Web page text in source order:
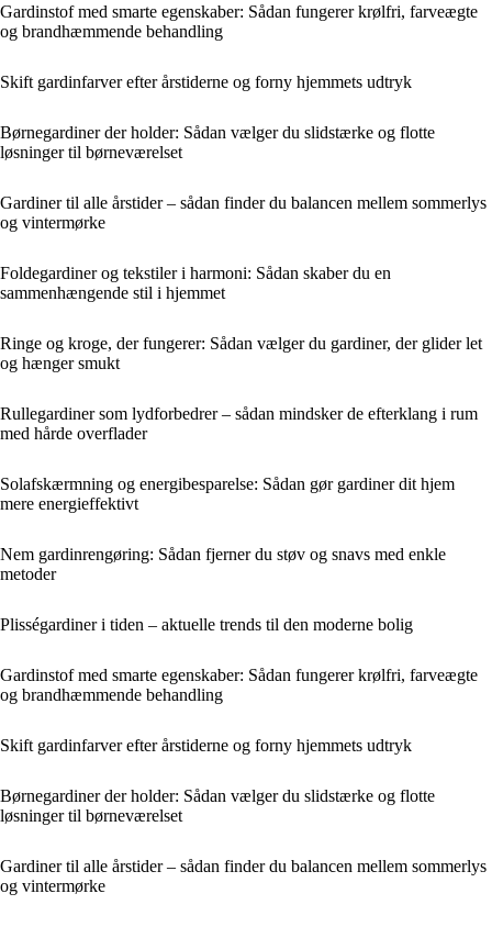
Gardinstof med smarte egenskaber: Sådan fungerer krølfri, farveægte
og brandhæmmende behandling
Skift gardinfarver efter årstiderne og forny hjemmets udtryk
Børnegardiner der holder: Sådan vælger du slidstærke og flotte
løsninger til børneværelset
Gardiner til alle årstider – sådan finder du balancen mellem sommerlys
og vintermørke
Foldegardiner og tekstiler i harmoni: Sådan skaber du en
sammenhængende stil i hjemmet
Ringe og kroge, der fungerer: Sådan vælger du gardiner, der glider let
og hænger smukt
Rullegardiner som lydforbedrer – sådan mindsker de efterklang i rum
med hårde overflader
Solafskærmning og energibesparelse: Sådan gør gardiner dit hjem
mere energieffektivt
Nem gardinrengøring: Sådan fjerner du støv og snavs med enkle
metoder
Plisségardiner i tiden – aktuelle trends til den moderne bolig
Gardinstof med smarte egenskaber: Sådan fungerer krølfri, farveægte
og brandhæmmende behandling
Skift gardinfarver efter årstiderne og forny hjemmets udtryk
Børnegardiner der holder: Sådan vælger du slidstærke og flotte
løsninger til børneværelset
Gardiner til alle årstider – sådan finder du balancen mellem sommerlys
og vintermørke